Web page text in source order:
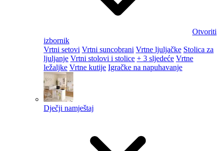
Otvoriti
izbornik
Vrtni setovi Vrtni suncobrani Vrtne ljuljačke Stolica za
ljuljanje Vrtni stolovi i stolice + 3 sljedeće Vrtne
ležaljke Vrtne kutije Igračke na napuhavanje
Dječji namještaj